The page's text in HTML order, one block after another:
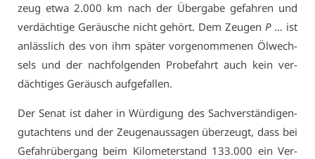
zeug et­wa 2.000 km nach der Über­ga­be ge­fah­ren und
ver­däch­ti­ge Ge­räu­sche nicht ge­hört. Dem Zeu­gen P… ist
an­läss­lich des von ihm spä­ter vor­ge­nom­me­nen Öl­wech­
sels und der nach­fol­gen­den Pro­be­fahrt auch kein ver­
däch­ti­ges Ge­räusch auf­ge­fal­len.
Der Se­nat ist da­her in Wür­di­gung des Sach­ver­stän­di­gen­
gut­ach­tens und der Zeu­gen­aus­sa­gen über­zeugt, dass bei
Ge­fahr­über­gang beim Ki­lo­me­ter­stand 133.000 ein Ver­